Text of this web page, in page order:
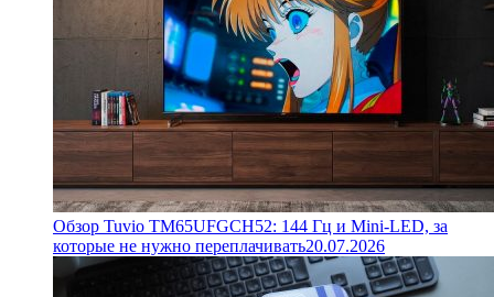
Обзор Tuvio TM65UFGCH52: 144 Гц и Mini-LED, за
которые не нужно переплачивать20.07.2026